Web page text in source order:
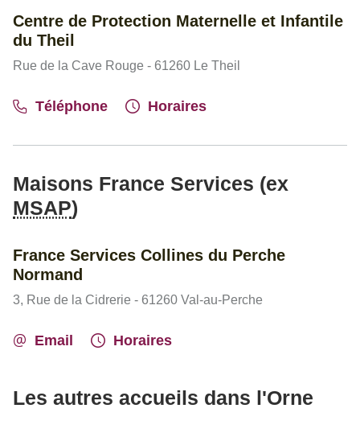
Centre de Protection Maternelle et Infantile
du Theil
Rue de la Cave Rouge - 61260 Le Theil
Téléphone Horaires
Maisons France Services (ex
MSAP)
France Services Collines du Perche
Normand
3, Rue de la Cidrerie - 61260 Val-au-Perche
Email Horaires
Les autres accueils dans l'Orne